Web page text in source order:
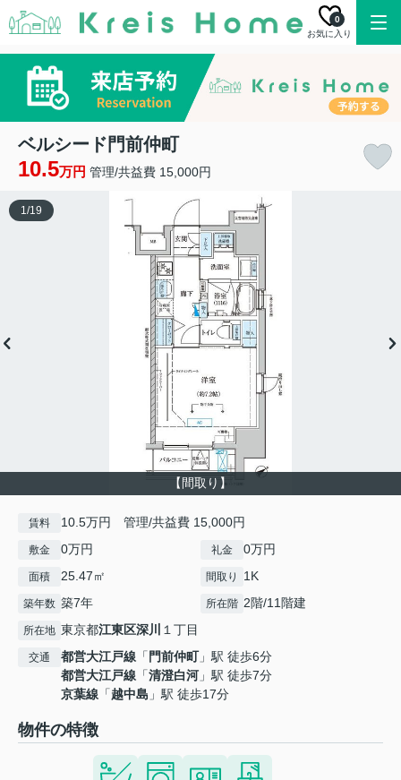
お気に入り
0
ベルシード門前仲町
10.5万円 管理/共益費 15,000円
【間取り】
1/19
賃料 10.5万円 管理/共益費 15,000円
敷金 0万円 礼金 0万円
面積 25.47㎡ 間取り 1K
築年数 築7年 所在階 2階/11階建
所在地 東京都江東区深川 １丁目
交通 都営大江戸線 「 門前仲町」駅 徒歩6分
都営大江戸線 「清澄白河 」駅 徒歩7分
京葉線 「越中島 」駅 徒歩17分
物件の特徴